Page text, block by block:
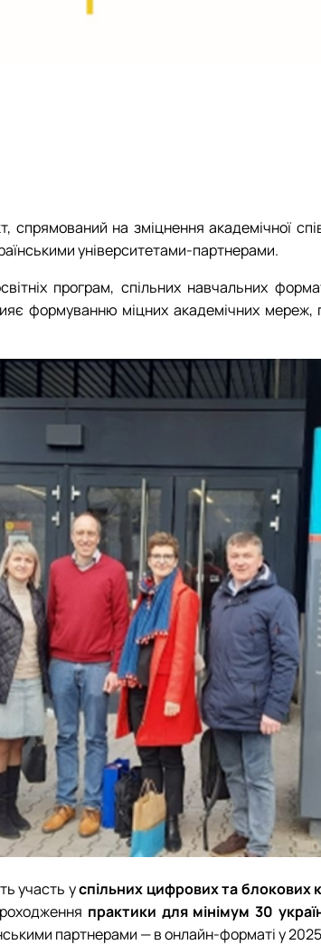
на зміцнення академічної
університетами-партнерами.
програм, спільних навчальних
формуванню міцних академічних мереж,
участь успільних цифрових та блокових
практики для мінімум 30
партнерами — в онлайн-форматі у